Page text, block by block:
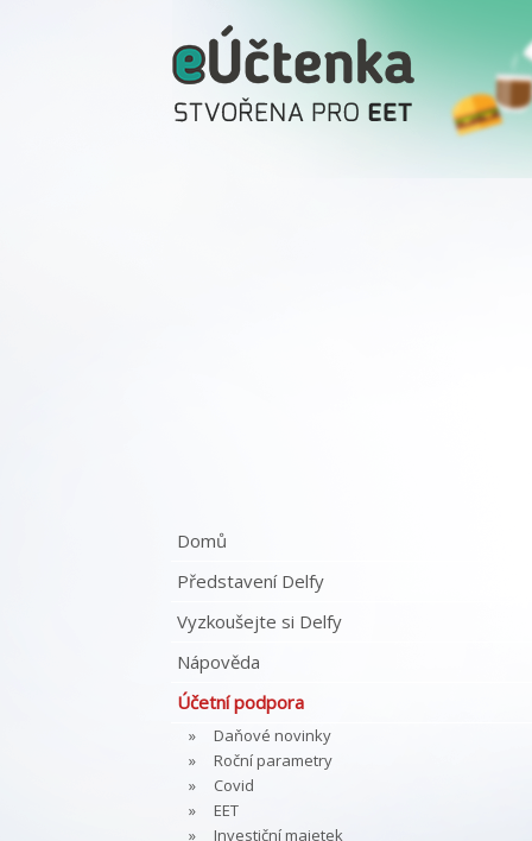
Domů
Představení Delfy
Vyzkoušejte si Delfy
Nápověda
Účetní podpora
Daňové novinky
Roční parametry
Covid
EET
Investiční majetek